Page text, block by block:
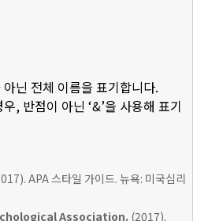
닌 전체 이름을 표기합니다.
, 반점이 아닌 ‘&’을 사용해 표기
APA 스타일 가이드. 뉴욕: 미국심리
Association. (2017).